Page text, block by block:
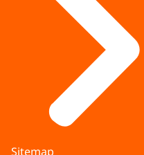
Sitemap